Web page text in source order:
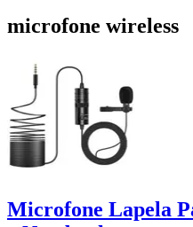
microfone wireless
Microfone Lapela